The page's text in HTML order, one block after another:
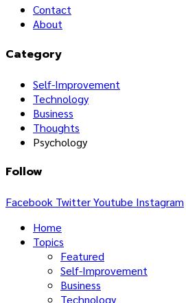
Contact
About
Category
Self-Improvement
Technology
Business
Thoughts
Psychology
Follow
Facebook TwitterYoutube Instagram
Home
Topics
Featured
Self-Improvement
Business
Technology